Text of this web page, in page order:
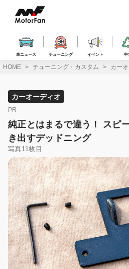
ス
車ニュース チューニング イベント 中
HOME チューニング・カスタム カー
カーオーディオ
PR
純正とはまるで違う！ スピ
き出すデッドニング
写真11枚目